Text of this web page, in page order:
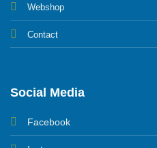
Webshop
Contact
Social Media
Facebook